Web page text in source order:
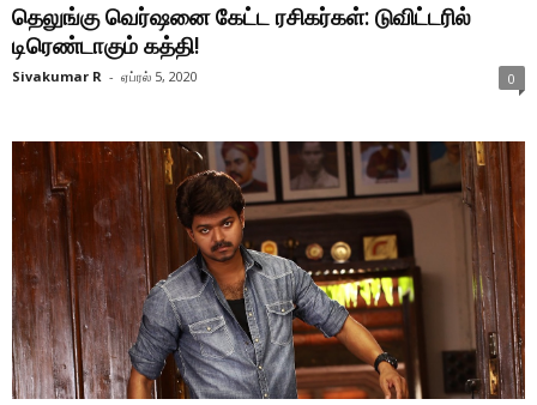
தெலுங்கு வெர்ஷனை கேட்ட ரசிகர்கள்: டுவிட்டரில்
டிரெண்டாகும் கத்தி!
Sivakumar R - ஏப்ரல் 5, 2020 0